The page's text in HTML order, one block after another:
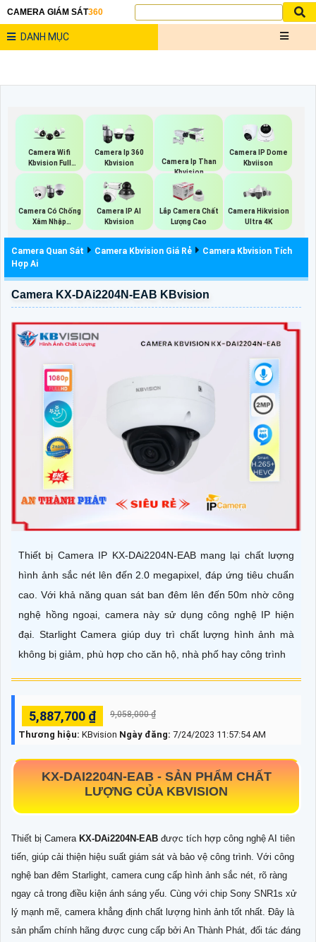
CAMERA GIÁM SÁT360
DANH MỤC
Camera Wifi
Kbvision Full
Color
Camera Ip 360
Kbvision
Camera Ip Than
Kbvision
Camera IP Dome
Kbviison
Camera Có Chống
Xâm Nhập
Kbvision
Camera IP AI
Kbvision
Lắp Camera Chất
Lượng Cao
Camera Hikvision
Ultra 4K
Camera Quan Sát Camera Kbvision Giá Rẻ
Camera Kbvision Tích
Hợp Ai
Camera KX-DAi2204N-EAB KBvision
Thiết bị Camera IP KX-DAi2204N-EAB mang lại chất lượng
hình ảnh sắc nét lên đến 2.0 megapixel, đáp ứng tiêu chuẩn
cao. Với khả năng quan sát ban đêm lên đến 50m nhờ công
nghệ hồng ngoại, camera này sử dụng công nghệ IP hiện
đại. Starlight Camera giúp duy trì chất lượng hình ảnh mà
không bị giảm, phù hợp cho căn hộ, nhà phố hay công trình
5,887,700 ₫ 9,058,000 ₫
Thương hiệu: KBvision Ngày đăng: 7/24/2023 11:57:54 AM
KX-DAI2204N-EAB - SẢN PHẨM CHẤT
LƯỢNG CỦA KBVISION
Thiết bị Camera KX-DAi2204N-EAB được tích hợp công nghệ AI tiên
tiến, giúp cải thiện hiệu suất giám sát và bảo vệ công trình. Với công
nghệ ban đêm Starlight, camera cung cấp hình ảnh sắc nét, rõ ràng
ngay cả trong điều kiện ánh sáng yếu. Cùng với chip Sony SNR1s xử
lý mạnh mẽ, camera khẳng định chất lượng hình ảnh tốt nhất. Đây là
sản phẩm chính hãng được cung cấp bởi An Thành Phát, đối tác đáng